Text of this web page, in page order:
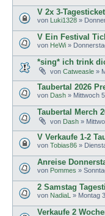
V 2x 3-
von Luki1328 »
V Ein Festival
von HeWi »
*sing* ich trink
von Catweasle »
Taubertal 2026
von Dash » Mittwoch
Taubertal Merch
von Dash »
V Verkaufe 1-2
von Tobias86 »
Anreise
von Pommes »
2 Samstag
von NadiaL » Montag
Verkaufe 2